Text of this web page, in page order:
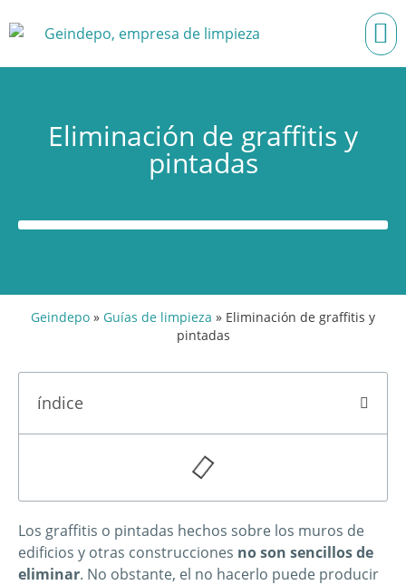
Eliminación de graffitis y
pintadas
Geindepo » Guías de limpieza » Eliminación de graffitis y
pintadas
índice
Los graffitis o pintadas hechos sobre los muros de
edificios y otras construcciones no son sencillos de
eliminar. No obstante, el no hacerlo puede producir